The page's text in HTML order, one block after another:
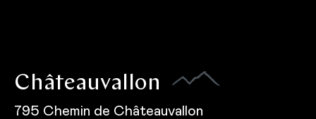
Châteauvallon
795 Chemin de Châteauvallon